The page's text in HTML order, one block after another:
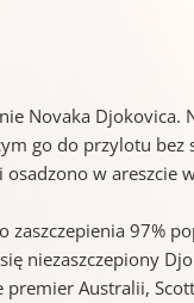
Novaka
go do przylotu bez
w areszcie
zaszczepienia 97%
niezaszczepiony
premier Australii,